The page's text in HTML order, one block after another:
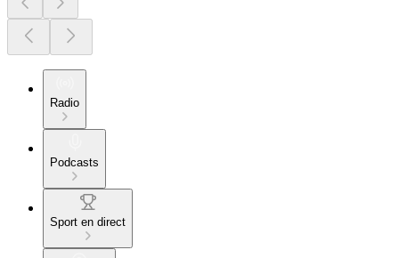
Radio
Podcasts
Sport en direct